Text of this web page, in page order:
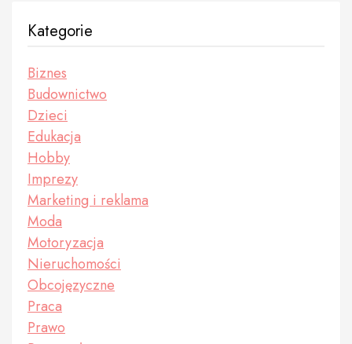
Kategorie
Biznes
Budownictwo
Dzieci
Edukacja
Hobby
Imprezy
Marketing i reklama
Moda
Motoryzacja
Nieruchomości
Obcojęzyczne
Praca
Prawo